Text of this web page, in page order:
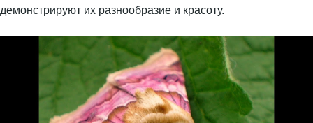
демонстрируют их разнообразие и красоту.